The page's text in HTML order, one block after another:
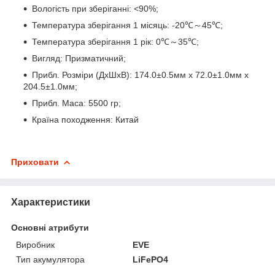
Вологість при зберіганні: <90%;
Температура зберігання 1 місяць: -20℃～45℃;
Температура зберігання 1 рік: 0℃～35℃;
Вигляд: Призматичний;
Прибл. Розміри (ДхШхВ): 174.0±0.5мм x 72.0±1.0мм x
204.5±1.0мм;
Прибл. Маса: 5500 гр;
Країна походження: Китай
Приховати
Характеристики
Основні атрибути
Виробник
EVE
Тип акумулятора
LiFePO4